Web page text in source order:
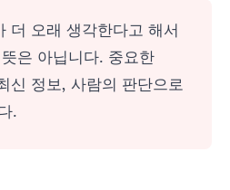
더 오래 생각한다고 해서
은 아닙니다. 중요한
신 정보, 사람의 판단으로
.